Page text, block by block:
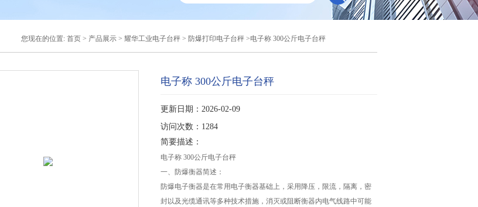
您现在的位置: 首页 > 产品展示 > 耀华工业电子台秤 > 防爆打印电子台秤 >电子称 300公斤电子台秤
电子称 300公斤电子台秤
更新日期：2026-02-09
访问次数：1284
简要描述：
电子称 300公斤电子台秤
一、防爆衡器简述：
防爆电子衡器是在常用电子衡器基础上，采用降压，限流，隔离，密
封以及光缆通讯等多种技术措施，消灭或阻断衡器内电气线路中可能